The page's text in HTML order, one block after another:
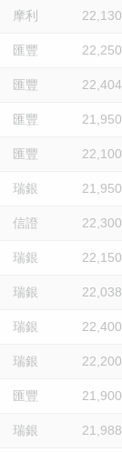
摩利 22,130
匯豐 22,250
匯豐 22,404
匯豐 21,950
匯豐 22,100
瑞銀 21,950
信證 22,300
瑞銀 22,150
瑞銀 22,038
瑞銀 22,400
瑞銀 22,200
匯豐 21,900
瑞銀 21,988